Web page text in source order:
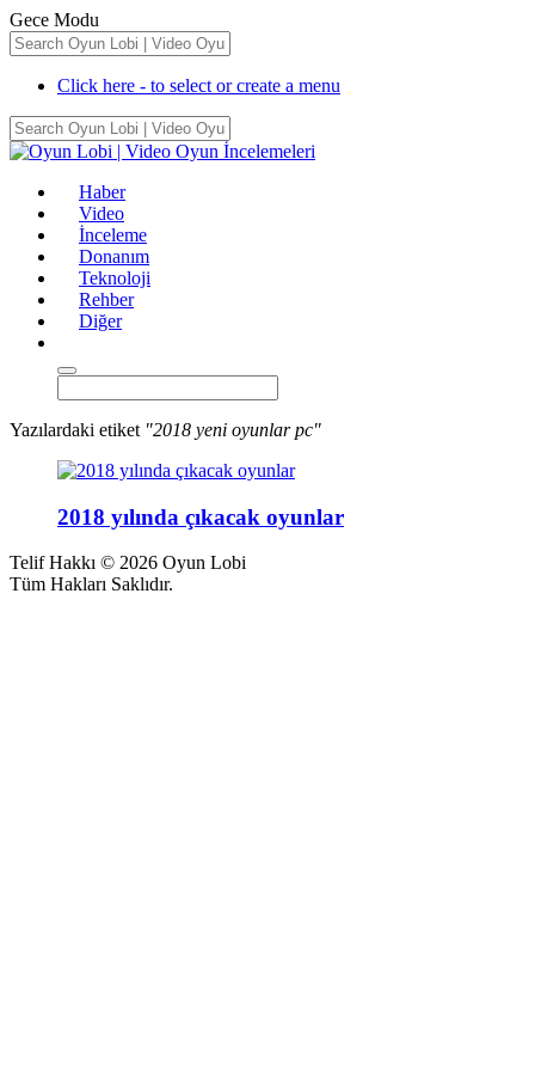
Gece Modu
Click here - to select or create a menu
Haber
Video
İnceleme
Donanım
Teknoloji
Rehber
Diğer
Yazılardaki etiket "2018 yeni oyunlar pc"
2018 yılında çıkacak oyunlar
Telif Hakkı © 2026 Oyun Lobi
Tüm Hakları Saklıdır.